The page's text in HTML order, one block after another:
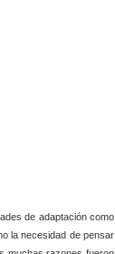
de adaptación como
la necesidad de pensar